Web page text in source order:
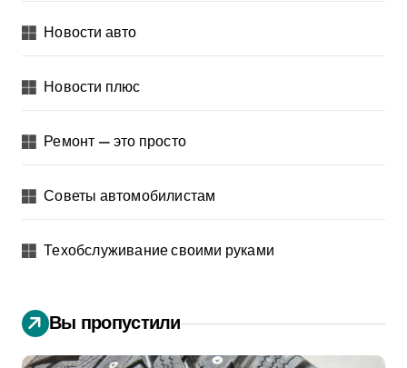
Новости авто
Новости плюс
Ремонт — это просто
Советы автомобилистам
Техобслуживание своими руками
Вы пропустили